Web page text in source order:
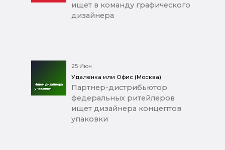
ищет в команду графического
дизайнера
25 Июн
Удаленка или Офис (Москва)
Партнер-дистрибьютор
федеральных ритейлеров
ищет дизайнера концептов
упаковки